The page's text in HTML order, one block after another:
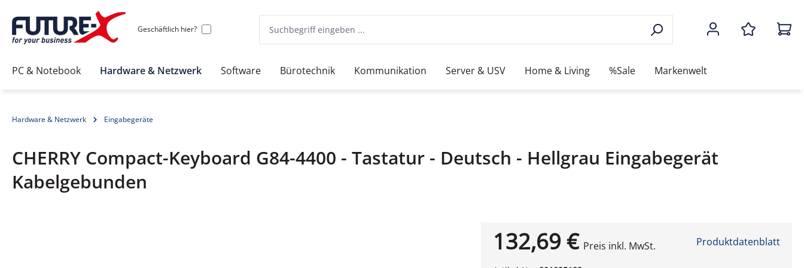
Geschäftlich hier?
PC & Notebook Hardware & Netzwerk Software Bürotechnik Kommunikation Server & USV Home & Living %Sale Markenwelt
Hardware & Netzwerk Eingabegeräte
CHERRY Compact-Keyboard G84-4400 - Tastatur - Deutsch - Hellgrau Eingabegerät
Kabelgebunden
132,69 € Preis inkl. MwSt. Produktdatenblatt